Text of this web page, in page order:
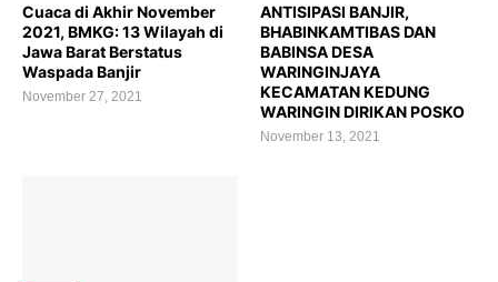
Cuaca di Akhir November
2021, BMKG: 13 Wilayah di
Jawa Barat Berstatus
Waspada Banjir
November 27, 2021
ANTISIPASI BANJIR,
BHABINKAMTIBAS DAN
BABINSA DESA
WARINGINJAYA
KECAMATAN KEDUNG
WARINGIN DIRIKAN POSKO
November 13, 2021